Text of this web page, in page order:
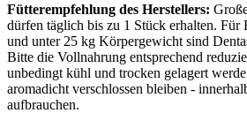
Fütterempfehlung des Herstellers:
dürfen täglich bis zu 1 Stück erhalten. Für
und unter 25 kg Körpergewicht sind
Bitte die Vollnahrung entsprechend
unbedingt kühl und trocken gelagert
aromadicht verschlossen bleiben -
aufbrauchen.